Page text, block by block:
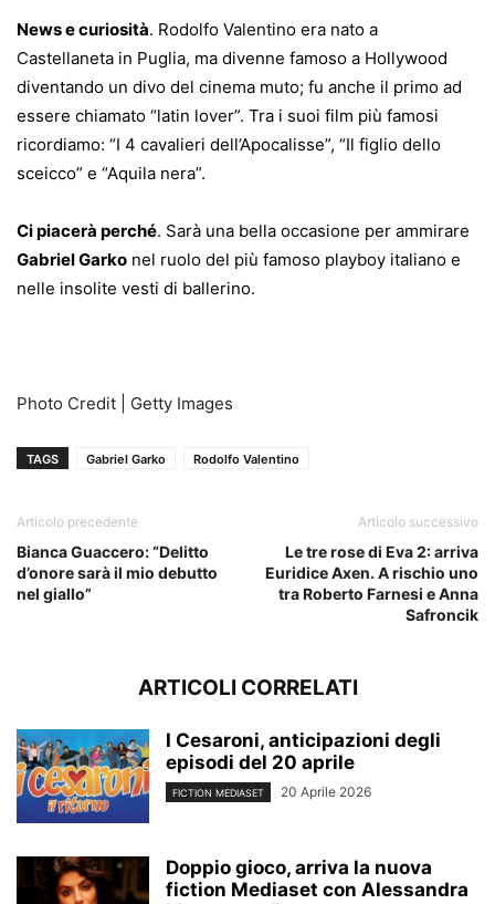
News e curiosità. Rodolfo Valentino era nato a
Castellaneta in Puglia, ma divenne famoso a Hollywood
diventando un divo del cinema muto; fu anche il primo ad
essere chiamato “latin lover”. Tra i suoi film più famosi
ricordiamo: “I 4 cavalieri dell’Apocalisse”, “Il figlio dello
sceicco” e “Aquila nera”.
Ci piacerà perché. Sarà una bella occasione per ammirare
Gabriel Garko nel ruolo del più famoso playboy italiano e
nelle insolite vesti di ballerino.
Photo Credit | Getty Images
TAGS Gabriel Garko Rodolfo Valentino
Articolo precedente
Bianca Guaccero: “Delitto
d’onore sarà il mio debutto
nel giallo”
Articolo successivo
Le tre rose di Eva 2: arriva
Euridice Axen. A rischio uno
tra Roberto Farnesi e Anna
Safroncik
ARTICOLI CORRELATI
I Cesaroni, anticipazioni degli
episodi del 20 aprile
FICTION MEDIASET 20 Aprile 2026
Doppio gioco, arriva la nuova
fiction Mediaset con Alessandra